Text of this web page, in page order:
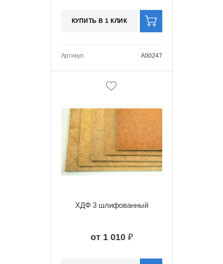
КУПИТЬ В 1 КЛИК
Артикул: A00247
ХДФ 3 шлифованный
от 1 010 ₽